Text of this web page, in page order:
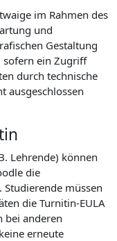
im Rahmen des
und
Gestaltung
sofern ein Zugriff
durch technische
ausgeschlossen
Lehrende) können
die
müssen
die Turnitin-EULA
bei anderen
erneute